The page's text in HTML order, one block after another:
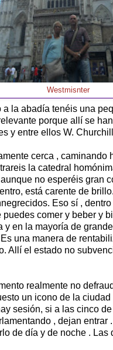
Westmisnter
abadía tenéis una
porque allí se
y entre ellos W.
cerca , caminando
la catedral
no esperéis gran
está carente de
Eso sí ,
puedes comer y beber y
y en la mayoría de
una manera de
Allí el estado no
realmente no
un icono de la
sesión, si a las cinco
, dejan entrar
de día y de noche . Las